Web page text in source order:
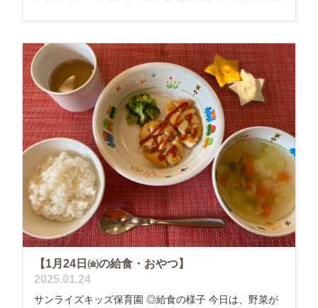
【1月24日㈮の給食・おやつ】
2025.01.24
サンライズキッズ保育園 ◎給食の様子 今日は、野菜が